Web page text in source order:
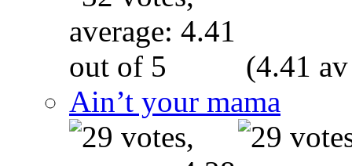
(4.41
Ain’t your mama